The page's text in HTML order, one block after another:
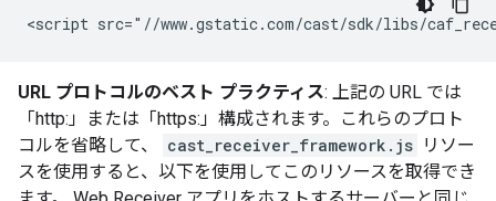
URL プロトコルのベスト プラクティス: 上記の URL では
「http:」または「https:」構成されます。これらのプロト
コルを省略して、
cast_receiver_framework.js リソー
スを使用すると、以下を使用してこのリソースを取得でき